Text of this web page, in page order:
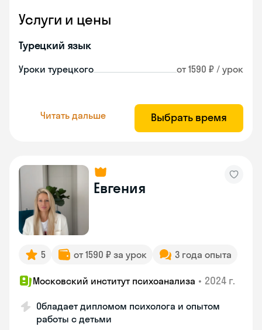
Услуги и цены
Турецкий язык
Уроки турецкого от 1590 ₽ / урок
Читать дальше Выбрать время
Евгения
5 от 1590 ₽ за урок 3 года опыта
Московский институт психоанализа • 2024 г.
Обладает дипломом психолога и опытом
работы с детьми